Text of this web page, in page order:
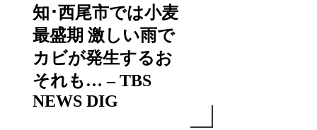
知･西尾市では小麦
最盛期 激しい雨で
カビが発生するお
それも… – TBS
NEWS DIG